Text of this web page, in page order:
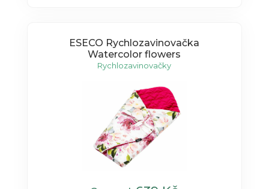
ESECO Rychlozavinovačka
Watercolor flowers
Rychlozavinovačky